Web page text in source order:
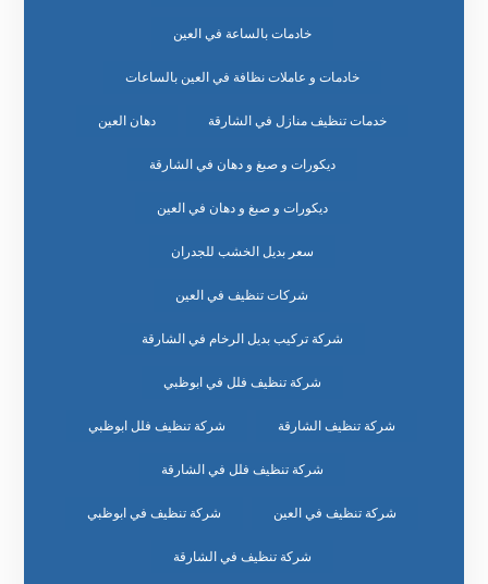
خادمات بالساعة في العين
خادمات و عاملات نظافة في العين بالساعات
خدمات تنظيف منازل في الشارقة دهان العين
ديكورات و صبغ و دهان في الشارقة
ديكورات و صبغ و دهان في العين
سعر بديل الخشب للجدران
شركات تنظيف في العين
شركة تركيب بديل الرخام في الشارقة
شركة تنظيف فلل في ابوظبي
شركة تنظيف الشارقة شركة تنظيف فلل ابوظبي
شركة تنظيف فلل في الشارقة
شركة تنظيف في العين شركة تنظيف في ابوظبي
شركة تنظيف في الشارقة